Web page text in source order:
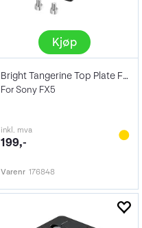
Kjøp
Bright Tangerine Top Plate Filler Piece
For Sony FX5
inkl. mva
199,-
Varenr 176848